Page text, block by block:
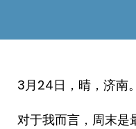
3月24日，晴，济南。
对于我而言，周末是